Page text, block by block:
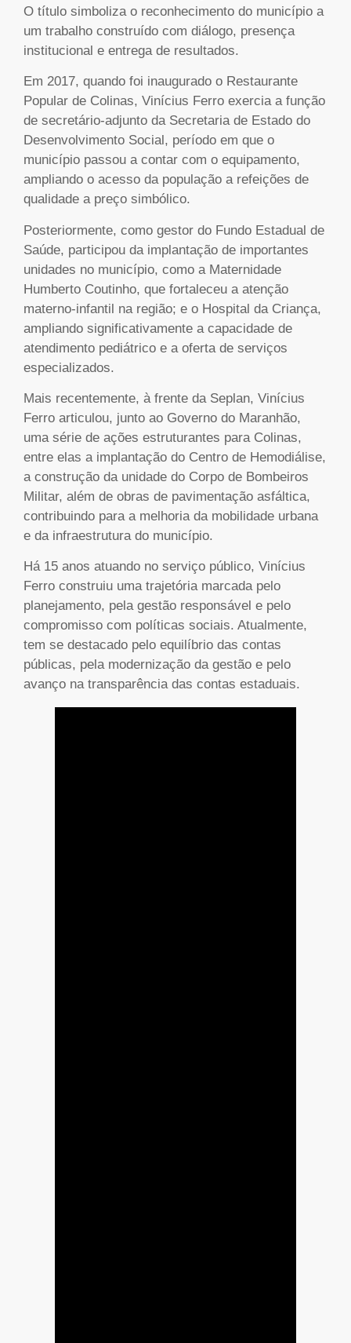
O título simboliza o reconhecimento do município a
um trabalho construído com diálogo, presença
institucional e entrega de resultados.
Em 2017, quando foi inaugurado o Restaurante
Popular de Colinas, Vinícius Ferro exercia a função
de secretário-adjunto da Secretaria de Estado do
Desenvolvimento Social, período em que o
município passou a contar com o equipamento,
ampliando o acesso da população a refeições de
qualidade a preço simbólico.
Posteriormente, como gestor do Fundo Estadual de
Saúde, participou da implantação de importantes
unidades no município, como a Maternidade
Humberto Coutinho, que fortaleceu a atenção
materno-infantil na região; e o Hospital da Criança,
ampliando significativamente a capacidade de
atendimento pediátrico e a oferta de serviços
especializados.
Mais recentemente, à frente da Seplan, Vinícius
Ferro articulou, junto ao Governo do Maranhão,
uma série de ações estruturantes para Colinas,
entre elas a implantação do Centro de Hemodiálise,
a construção da unidade do Corpo de Bombeiros
Militar, além de obras de pavimentação asfáltica,
contribuindo para a melhoria da mobilidade urbana
e da infraestrutura do município.
Há 15 anos atuando no serviço público, Vinícius
Ferro construiu uma trajetória marcada pelo
planejamento, pela gestão responsável e pelo
compromisso com políticas sociais. Atualmente,
tem se destacado pelo equilíbrio das contas
públicas, pela modernização da gestão e pelo
avanço na transparência das contas estaduais.